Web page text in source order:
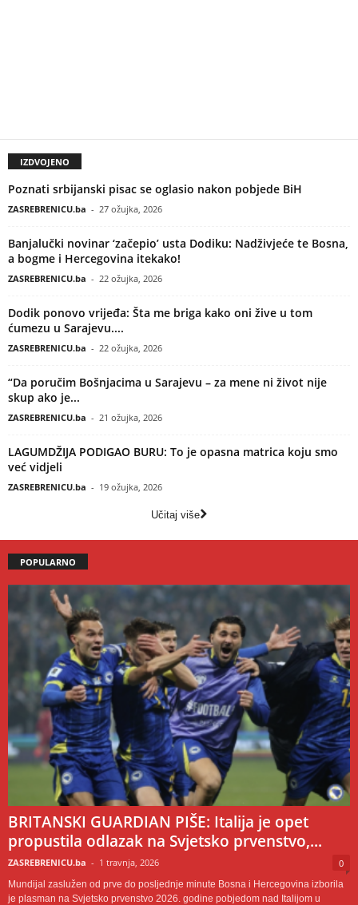
IZDVOJENO
Poznati srbijanski pisac se oglasio nakon pobjede BiH
ZASREBRENICU.ba - 27 ožujka, 2026
Banjalučki novinar ‘začepio’ usta Dodiku: Nadživjeće te Bosna,
a bogme i Hercegovina itekako!
ZASREBRENICU.ba - 22 ožujka, 2026
Dodik ponovo vrijeđa: Šta me briga kako oni žive u tom
ćumezu u Sarajevu....
ZASREBRENICU.ba - 22 ožujka, 2026
“Da poručim Bošnjacima u Sarajevu – za mene ni život nije
skup ako je...
ZASREBRENICU.ba - 21 ožujka, 2026
LAGUMDŽIJA PODIGAO BURU: To je opasna matrica koju smo
već vidjeli
ZASREBRENICU.ba - 19 ožujka, 2026
Učitaj više
POPULARNO
BRITANSKI GUARDIAN PIŠE: Italija je opet
propustila odlazak na Svjetsko prvenstvo,...
ZASREBRENICU.ba - 1 travnja, 2026 0
Mundijal zaslužen od prve do posljednje minute Bosna i Hercegovina izborila
je plasman na Svjetsko prvenstvo 2026. godine pobjedom nad Italijom u